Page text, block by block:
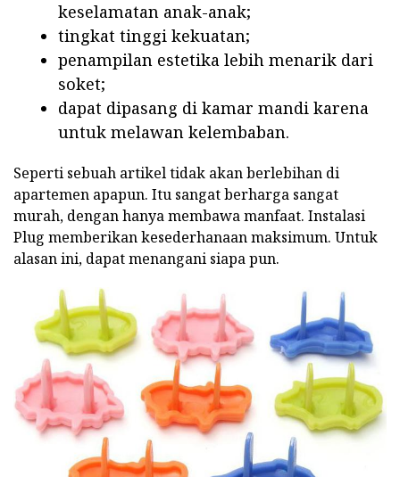
keselamatan anak-anak;
tingkat tinggi kekuatan;
penampilan estetika lebih menarik dari
soket;
dapat dipasang di kamar mandi karena
untuk melawan kelembaban.
Seperti sebuah artikel tidak akan berlebihan di
apartemen apapun. Itu sangat berharga sangat
murah, dengan hanya membawa manfaat. Instalasi
Plug memberikan kesederhanaan maksimum. Untuk
alasan ini, dapat menangani siapa pun.